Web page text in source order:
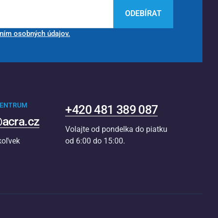
ODEBÍRAT
osobných údajov.
+420 481 389 087
Volajte od pondelka do piatku
od 6:00 do 15:00.